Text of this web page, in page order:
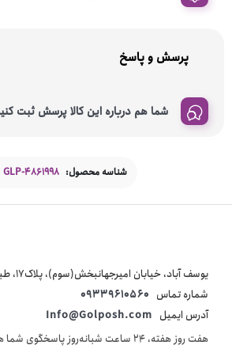
پرسش و پاسخ
شما هم درباره این کالا پرسش ثبت
شناسه محصول: GLP-4861998
یوسف آباد، خیابان امیرجهانبخش(سوم)، پلاک17، طبقه3، واحد6
شماره تماس 09339610560
آدرس ایمیل Info@Golposh.com
هفت روز هفته، ۲۴ ساعت شبانه‌روز پاسخگوی شما هستیم.